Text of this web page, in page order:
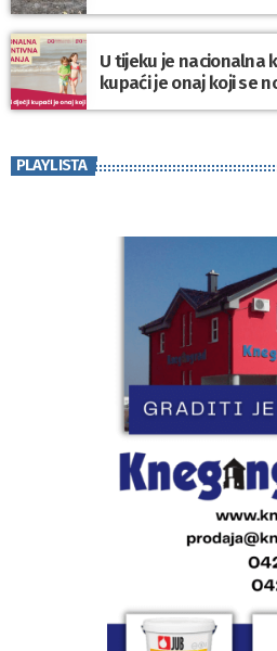
U tijeku je nacionalna
kupaći je onaj koji se
PLAYLISTA